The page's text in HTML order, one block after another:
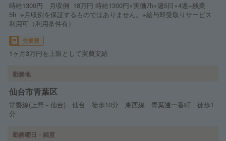
時給1300円 月収例 18万円 時給1300円×実働7h×週5日×4週+残業
5h ※月収例を保証するものではありません。※給与即受取りサービス
利用可（利用条件有）
交通費
1ヶ月3万円を上限として実費支給
勤務地
仙台市青葉区
常磐線(上野－仙台) 仙台 徒歩10分 東西線 青葉通一番町 徒歩1
分
勤務曜日・頻度